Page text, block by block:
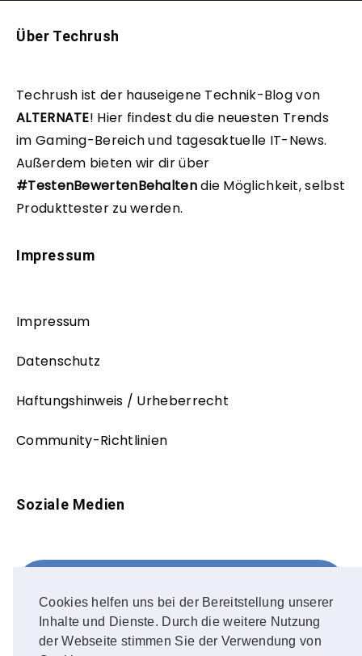
Cookies helfen uns bei der Bereitstellung unserer
Inhalte und Dienste. Durch die weitere Nutzung
der Webseite stimmen Sie der Verwendung von
Über Techrush
Techrush ist der hauseigene Technik-Blog von
ALTERNATE! Hier findest du die neuesten Trends
im Gaming-Bereich und tagesaktuelle IT-News.
Außerdem bieten wir dir über
#TestenBewertenBehaltendie Möglichkeit, selbst
Produkttester zu werden.
Impressum
Impressum
Datenschutz
Haftungshinweis / Urheberrecht
Community-Richtlinien
Soziale Medien
FOLLOW ME!
Instagram